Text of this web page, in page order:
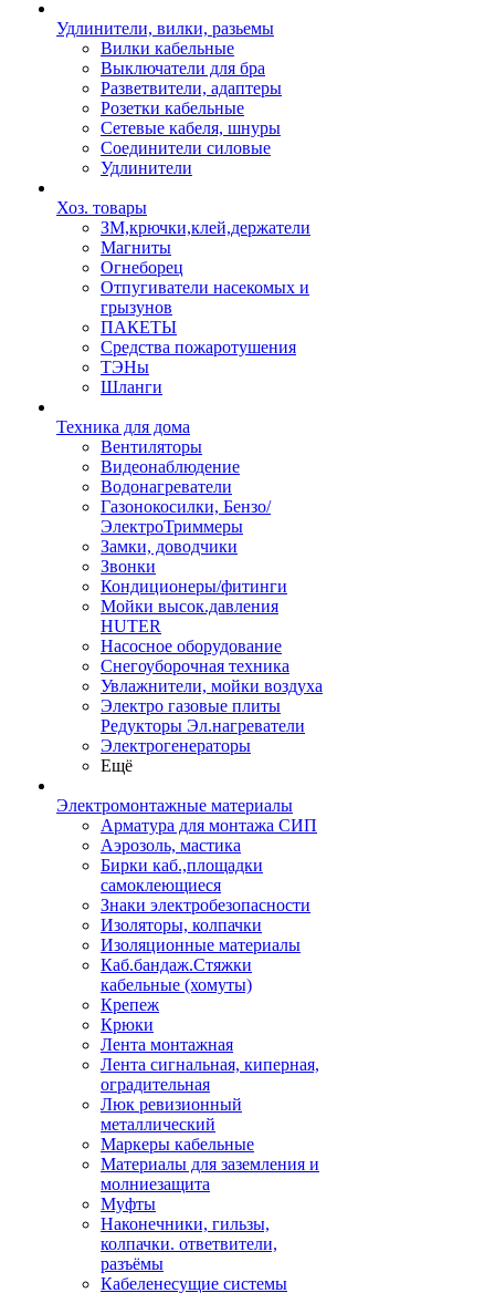
Удлинители, вилки, разьемы
Вилки кабельные
Выключатели для бра
Разветвители, адаптеры
Розетки кабельные
Сетевые кабеля, шнуры
Соединители силовые
Удлинители
Хоз. товары
ЗМ,крючки,клей,держатели
Магниты
Огнеборец
Отпугиватели насекомых и
грызунов
ПАКЕТЫ
Средства пожаротушения
ТЭНы
Шланги
Техника для дома
Вентиляторы
Видеонаблюдение
Водонагреватели
Газонокосилки, Бензо/
ЭлектроТриммеры
Замки, доводчики
Звонки
Кондиционеры/фитинги
Мойки высок.давления
HUTER
Насосное оборудование
Снегоуборочная техника
Увлажнители, мойки воздуха
Электро газовые плиты
Редукторы Эл.нагреватели
Электрогенераторы
Ещё
Электромонтажные материалы
Арматура для монтажа СИП
Аэрозоль, мастика
Бирки каб.,площадки
самоклеющиеся
Знаки электробезопасности
Изоляторы, колпачки
Изоляционные материалы
Каб.бандаж.Стяжки
кабельные (хомуты)
Крепеж
Крюки
Лента монтажная
Лента сигнальная, киперная,
оградительная
Люк ревизионный
металлический
Маркеры кабельные
Материалы для заземления и
молниезащита
Муфты
Наконечники, гильзы,
колпачки. ответвители,
разъёмы
Кабеленесущие системы